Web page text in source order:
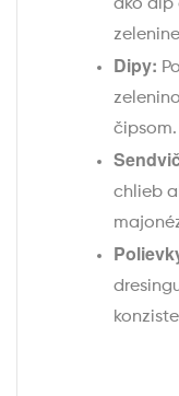
ako dip
Dipy:
čipsom.
chlieb